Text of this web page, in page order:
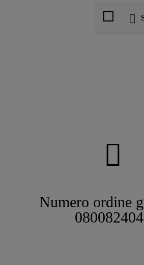
Numero ordine